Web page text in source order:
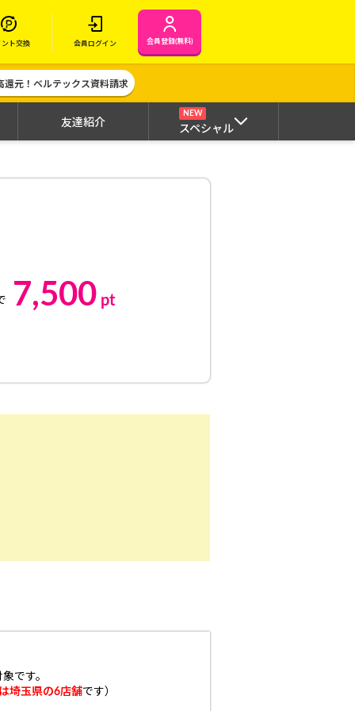
ント交換 会員ログイン 会員登録(無料)
還元！ベルテックス資料請求
友達紹介
NEW
スペシャル
7,500 pt
です。
埼玉県の6店舗です）